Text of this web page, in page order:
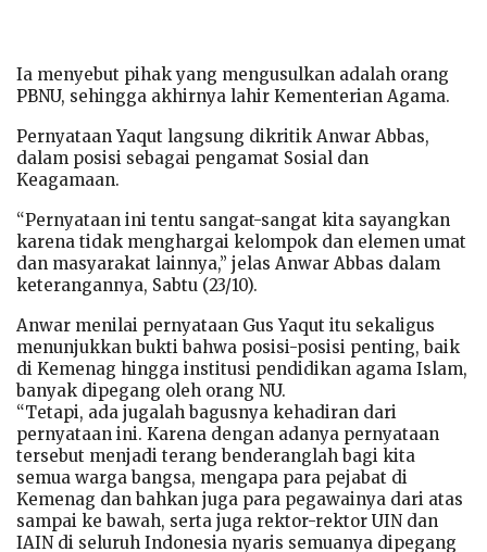
Ia menyebut pihak yang mengusulkan adalah orang
PBNU, sehingga akhirnya lahir Kementerian Agama.
Pernyataan Yaqut langsung dikritik Anwar Abbas,
dalam posisi sebagai pengamat Sosial dan
Keagamaan.
“Pernyataan ini tentu sangat-sangat kita sayangkan
karena tidak menghargai kelompok dan elemen umat
dan masyarakat lainnya,” jelas Anwar Abbas dalam
keterangannya, Sabtu (23/10).
Anwar menilai pernyataan Gus Yaqut itu sekaligus
menunjukkan bukti bahwa posisi-posisi penting, baik
di Kemenag hingga institusi pendidikan agama Islam,
banyak dipegang oleh orang NU.
“Tetapi, ada jugalah bagusnya kehadiran dari
pernyataan ini. Karena dengan adanya pernyataan
tersebut menjadi terang benderanglah bagi kita
semua warga bangsa, mengapa para pejabat di
Kemenag dan bahkan juga para pegawainya dari atas
sampai ke bawah, serta juga rektor-rektor UIN dan
IAIN di seluruh Indonesia nyaris semuanya dipegang